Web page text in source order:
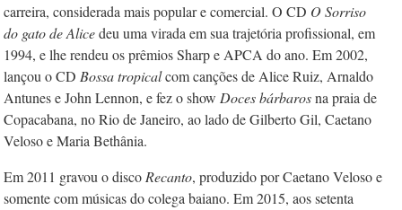
carreira, considerada mais popular e comercial. O CD O Sorriso
do gato de Alicedeu uma virada em sua trajetória profissional, em
1994, e lhe rendeu os prêmios Sharp e APCA do ano. Em 2002,
lançou o CD Bossa tropicalcom canções de Alice Ruiz, Arnaldo
Antunes e John Lennon, e fez o show Doces bárbarosna praia de
Copacabana, no Rio de Janeiro, ao lado de Gilberto Gil, Caetano
Veloso e Maria Bethânia.
Em 2011 gravou o disco Recanto, produzido por Caetano Veloso e
somente com músicas do colega baiano. Em 2015, aos setenta